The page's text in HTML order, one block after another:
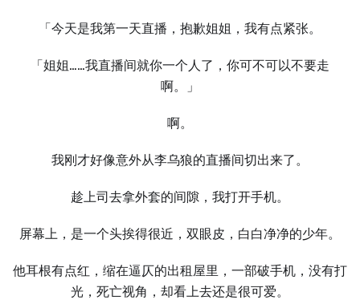
「今天是我第⼀天直播，抱歉姐姐，我有点紧张。
「姐姐……我直播间就你⼀个⼈了，你可不可以不要走
啊。」
啊。
我刚才好像意外从李乌狼的直播间切出来了。
趁上司去拿外套的间隙，我打开手机。
屏幕上，是⼀个头挨得很近，双眼皮，白白净净的少年。
他耳根有点红，缩在逼仄的出租屋里，⼀部破手机，没有打
光，死亡视角，却看上去还是很可爱。